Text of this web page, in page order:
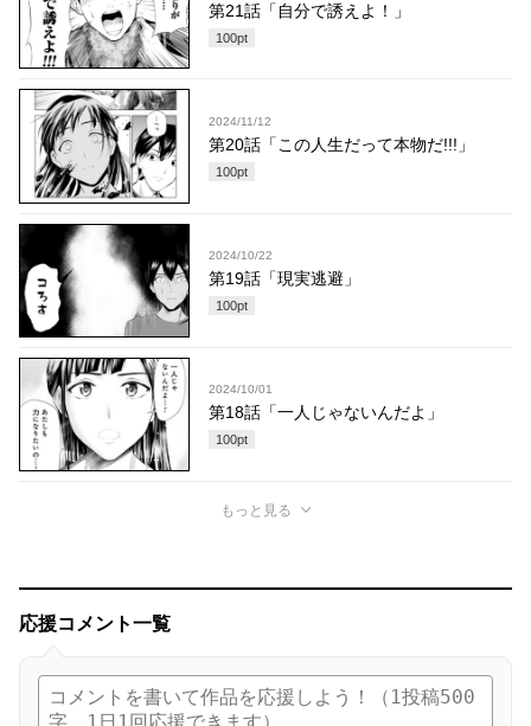
第21話「自分で誘えよ！」
100pt
2024/11/12
第20話「この人生だって本物だ!!!」
100pt
2024/10/22
第19話「現実逃避」
100pt
2024/10/01
第18話「一人じゃないんだよ」
100pt
もっと見る
応援コメント一覧